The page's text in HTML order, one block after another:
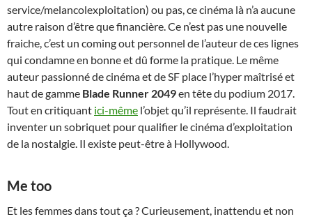
service/melancolexploitation) ou pas, ce cinéma là n’a aucune
autre raison d’être que financière. Ce n’est pas une nouvelle
fraiche, c’est un coming out personnel de l’auteur de ces lignes
qui condamne en bonne et dû forme la pratique. Le même
auteur passionné de cinéma et de SF place l’hyper maîtrisé et
haut de gamme Blade Runner 2049en tête du podium 2017.
Tout en critiquant ici-même l’objet qu’il représente. Il faudrait
inventer un sobriquet pour qualifier le cinéma d’exploitation
de la nostalgie. Il existe peut-être à Hollywood.
Me too
Et les femmes dans tout ça ? Curieusement, inattendu et non